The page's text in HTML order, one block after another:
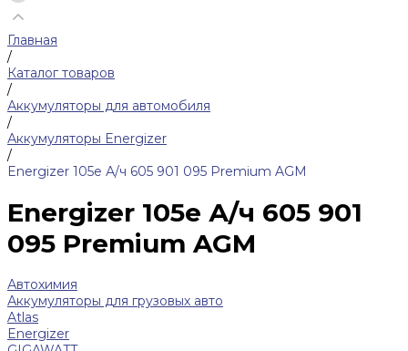
Главная
/
Каталог товаров
/
Аккумуляторы для автомобиля
/
Аккумуляторы Energizer
/
Energizer 105е А/ч 605 901 095 Premium AGM
Energizer 105е А/ч 605 901
095 Premium AGM
Автохимия
Аккумуляторы для грузовых авто
Atlas
Energizer